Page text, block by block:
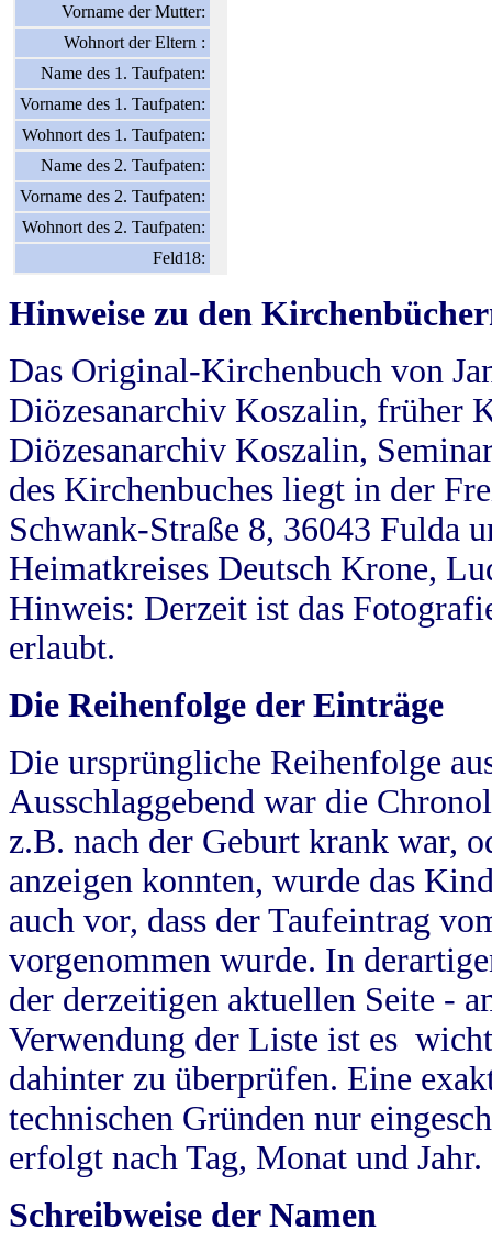
Vorname der Mutter:
Wohnort der Eltern :
Name des 1. Taufpaten:
Vorname des 1. Taufpaten:
Wohnort des 1. Taufpaten:
Name des 2. Taufpaten:
Vorname des 2. Taufpaten:
Wohnort des 2. Taufpaten:
Feld18:
Hinweise zu den
Das Original-Kirchenbuch von
Diözesanarchiv Koszalin, früher
Diözesanarchiv Koszalin,
des Kirchenbuches liegt in der
Schwank-Straße 8, 36043 Fulda
Heimatkreises Deutsch Krone,
Hinweis: Derzeit ist das
erlaubt.
Die Reihenfolge der Einträge
Die ursprüngliche Reihenfolge
Ausschlaggebend war die
z.B. nach der Geburt krank war,
anzeigen konnten, wurde das
auch vor, dass der Taufeintrag
vorgenommen wurde. In
der derzeitigen aktuellen Seite -
Verwendung der Liste ist es
dahinter zu überprüfen. Eine
technischen Gründen nur
erfolgt nach Tag, Monat und Jahr.
Schreibweise der Namen